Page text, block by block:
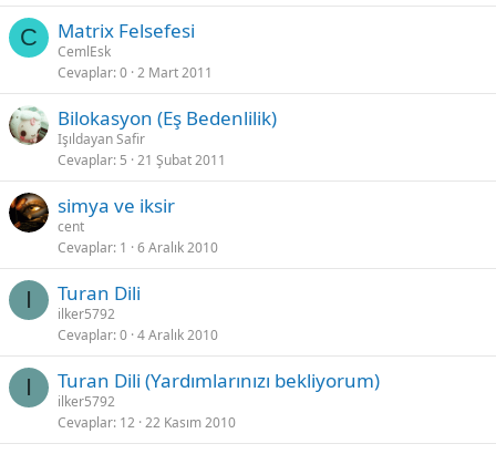
C Matrix Felsefesi
CemlEsk
Cevaplar 0 2 Mart 2011
Bilokasyon (Eş Bedenlilik)
Işıldayan Safir
Cevaplar 5 21 Şubat 2011
simya ve iksir
cent
Cevaplar 1 6 Aralık 2010
I Turan Dili
ilker5792
Cevaplar 0 4 Aralık 2010
I Turan Dili (Yardımlarınızı bekliyorum)
ilker5792
Cevaplar 12 22 Kasım 2010